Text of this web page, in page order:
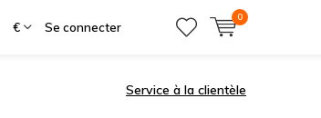
€ Se connecter
0
Service à la clientèle